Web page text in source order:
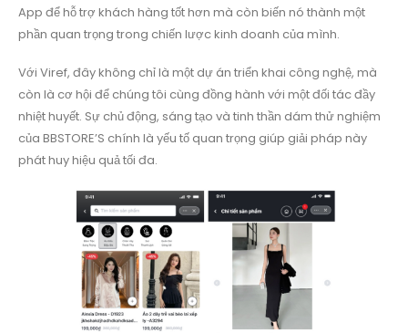
App để hỗ trợ khách hàng tốt hơn mà còn biến nó thành một
phần quan trọng trong chiến lược kinh doanh của mình.
Với Viref, đây không chỉ là một dự án triển khai công nghệ, mà
còn là cơ hội để chúng tôi cùng đồng hành với một đối tác đầy
nhiệt huyết. Sự chủ động, sáng tạo và tinh thần dám thử nghiệm
của BBSTORE’S chính là yếu tố quan trọng giúp giải pháp này
phát huy hiệu quả tối đa.